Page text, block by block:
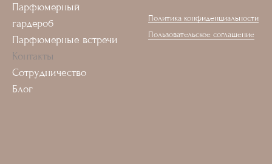
Парфюмерный
гардероб
Парфюмерные встречи
Контакты
Сотрудничество
Блог
Политика конфиденциальности
Пользовательское соглашение